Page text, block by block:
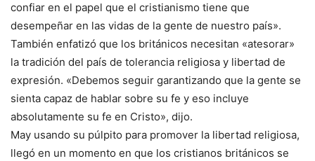
confiar en el papel que el cristianismo tiene que
desempeñar en las vidas de la gente de nuestro país».
También enfatizó que los británicos necesitan «atesorar»
la tradición del país de tolerancia religiosa y libertad de
expresión. «Debemos seguir garantizando que la gente se
sienta capaz de hablar sobre su fe y eso incluye
absolutamente su fe en Cristo», dijo.
May usando su púlpito para promover la libertad religiosa,
llegó en un momento en que los cristianos británicos se